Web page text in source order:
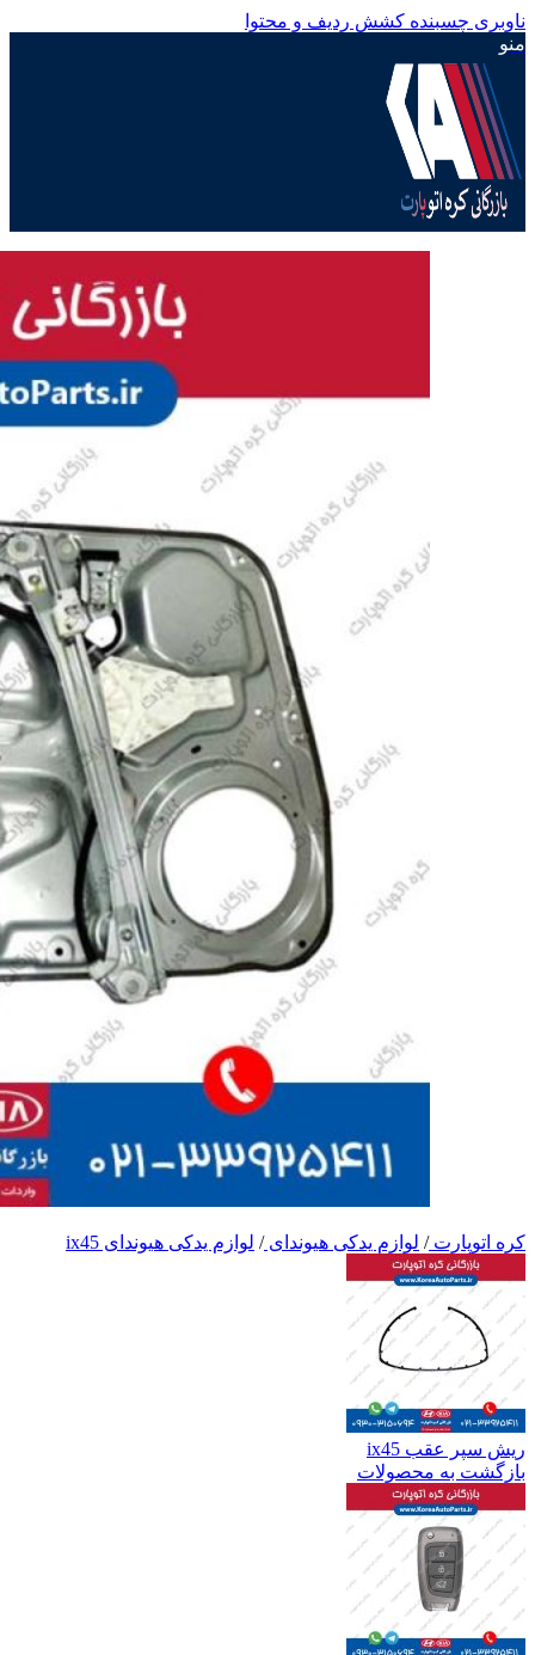
ناوبری چسبنده کشش ردیف و محتوا
منو
کره اتوپارت/ لوازم یدکی هیوندای/ لوازم یدکی هیوندای ix45
ریش سپر عقب ix45
بازگشت به محصولات